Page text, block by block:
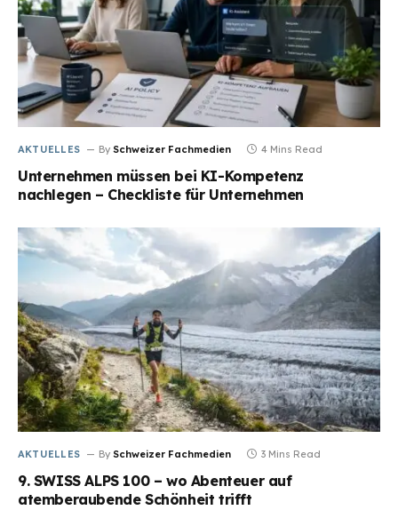
AKTUELLES By Schweizer Fachmedien 4 Mins Read
Unternehmen müssen bei KI-Kompetenz
nachlegen – Checkliste für Unternehmen
AKTUELLES By Schweizer Fachmedien 3 Mins Read
9. SWISS ALPS 100 – wo Abenteuer auf
atemberaubende Schönheit trifft